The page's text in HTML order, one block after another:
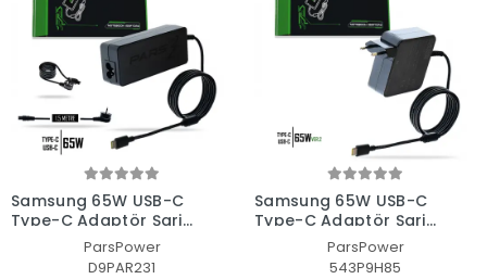
Samsung 65W USB-C
Type-C Adaptör Şarj
Aleti-Cihazı (Pars
ParsPower
D9PAR231
Samsung 65W USB-C
Type-C Adaptör Şarj
Aleti-Cihazı (Pars
ParsPower
543P9H85